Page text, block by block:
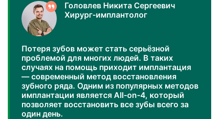
Головлев Никита Сергеевич
Хирург-имплантолог
Потеря зубов может стать серьёзной
проблемой для многих людей. В таких
случаях на помощь приходит имплантация
— современный метод восстановления
зубного ряда. Одним из популярных методов
имплантации является All-on-4, который
позволяет восстановить все зубы всего за
один день.